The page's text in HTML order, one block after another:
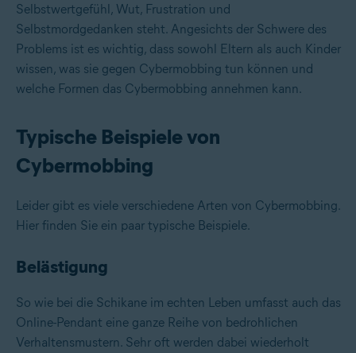
Selbstwertgefühl, Wut, Frustration und
Selbstmordgedanken steht. Angesichts der Schwere des
Problems ist es wichtig, dass sowohl Eltern als auch Kinder
wissen, was sie gegen Cybermobbing tun können und
welche Formen das Cybermobbing annehmen kann.
Typische Beispiele von
Cybermobbing
Leider gibt es viele verschiedene Arten von Cybermobbing.
Hier finden Sie ein paar typische Beispiele.
Belästigung
So wie bei die Schikane im echten Leben umfasst auch das
Online-Pendant eine ganze Reihe von bedrohlichen
Verhaltensmustern. Sehr oft werden dabei wiederholt